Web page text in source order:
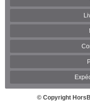
© Copyright